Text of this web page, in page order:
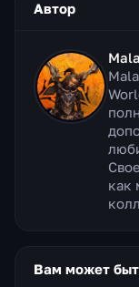
Автор
как
Вам может